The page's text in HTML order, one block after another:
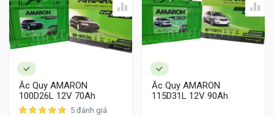
hiệu Đức và ắc quy Delkor thương hiệu Hàn Quốc
là sự lựa chọn lý tưởng. Đây là các sản phẩm
thương hiệu ngoại nhập cho độ bền, tuổi thọ dao
động khoảng 2 năm, độ ổn định trong quá trình
Ắc Quy AMARON
100D26L 12V 70Ah
5 đánh giá
Ắc Quy AMARON
115D31L 12V 90Ah